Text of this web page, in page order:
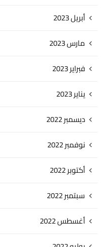
أبريل 2023
مارس 2023
فبراير 2023
يناير 2023
ديسمبر 2022
نوفمبر 2022
أكتوبر 2022
سبتمبر 2022
أغسطس 2022